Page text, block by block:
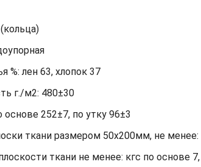
%: лен 63, хлопок 37
г./м2: 480±30
252±7, по утку 96±3
ткани размером 50х200мм, не менее:
ткани не менее: кгс по основе 7,